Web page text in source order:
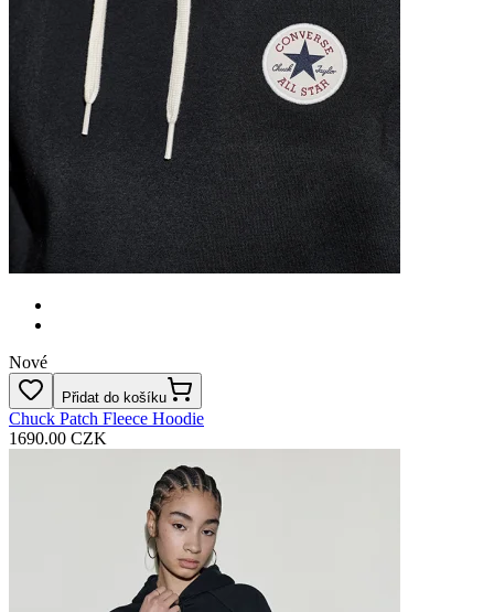
Nové
Přidat do košíku
Chuck Patch Fleece Hoodie
1690.00 CZK